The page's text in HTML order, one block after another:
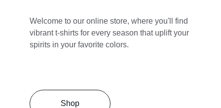
Welcome to our online store, where you'll find
vibrant t-shirts for every season that uplift your
spirits in your favorite colors.
Shop